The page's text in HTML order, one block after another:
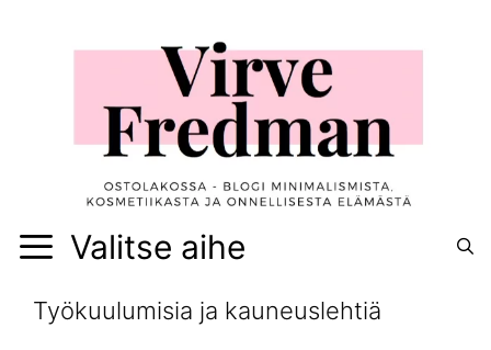
Valitse aihe
Työkuulumisia ja kauneuslehtiä